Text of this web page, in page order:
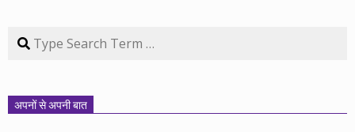
Search
अपनों से अपनी बात